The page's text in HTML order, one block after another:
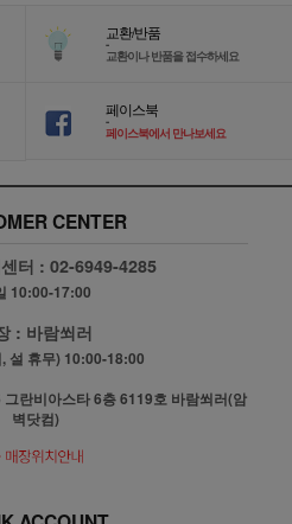
교환/반품
-
교환이나 반품을 접수하세요
페이스북
-
페이스북에서 만나보세요
CENTER
센터 :02-6949-4285
10:00-17:00
: 바람쐬러
설 휴무) 10:00-18:00
란비아스타 6층 6119호 바람쐬러(암
벽닷컴)